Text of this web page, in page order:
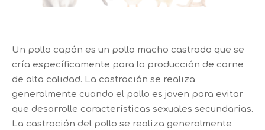
Un pollo capón es un pollo macho castrado que se
cría específicamente para la producción de carne
de alta calidad. La castración se realiza
generalmente cuando el pollo es joven para evitar
que desarrolle características sexuales secundarias.
La castración del pollo se realiza generalmente